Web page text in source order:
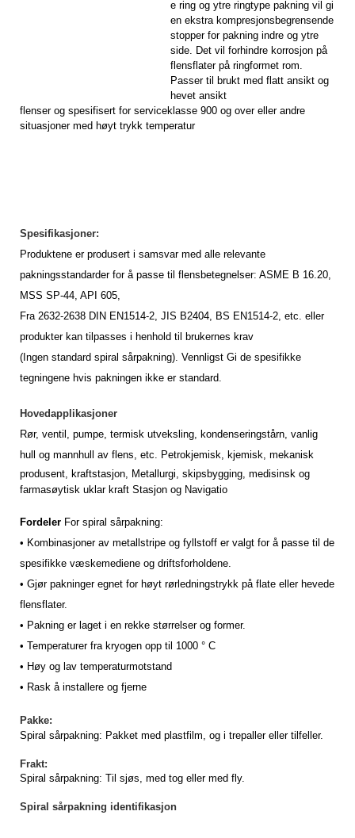
e ring og ytre ringtype pakning vil gi
en ekstra kompresjonsbegrensende
stopper for pakning indre og ytre
side. Det vil forhindre korrosjon på
flensflater på ringformet rom.
Passer til brukt med flatt ansikt og
hevet ansikt
flenser og spesifisert for serviceklasse 900 og over eller andre
situasjoner med høyt trykk temperatur
Spesifikasjoner:
Produktene er produsert i samsvar med alle relevante
pakningsstandarder for å passe til flensbetegnelser: ASME B 16.20,
MSS SP-44, API 605,
Fra 2632-2638 DIN EN1514-2, JIS B2404, BS EN1514-2, etc. eller
produkter kan tilpasses i henhold til brukernes krav
(Ingen standard spiral sårpakning). Vennligst Gi de spesifikke
tegningene hvis pakningen ikke er standard.
Hovedapplikasjoner
Rør, ventil, pumpe, termisk utveksling, kondenseringstårn, vanlig
hull og mannhull av flens, etc. Petrokjemisk, kjemisk, mekanisk
produsent, kraftstasjon, Metallurgi, skipsbygging, medisinsk og
farmasøytisk uklar kraft Stasjon og Navigatio
Fordeler For spiral sårpakning:
• Kombinasjoner av metallstripe og fyllstoff er valgt for å passe til de
spesifikke væskemediene og driftsforholdene.
• Gjør pakninger egnet for høyt rørledningstrykk på flate eller hevede
flensflater.
• Pakning er laget i en rekke størrelser og former.
• Temperaturer fra kryogen opp til 1000 ° C
• Høy og lav temperaturmotstand
• Rask å installere og fjerne
Pakke:
Spiral sårpakning: Pakket med plastfilm, og i trepaller eller tilfeller.
Frakt:
Spiral sårpakning: Til sjøs, med tog eller med fly.
Spiral sårpakning identifikasjon